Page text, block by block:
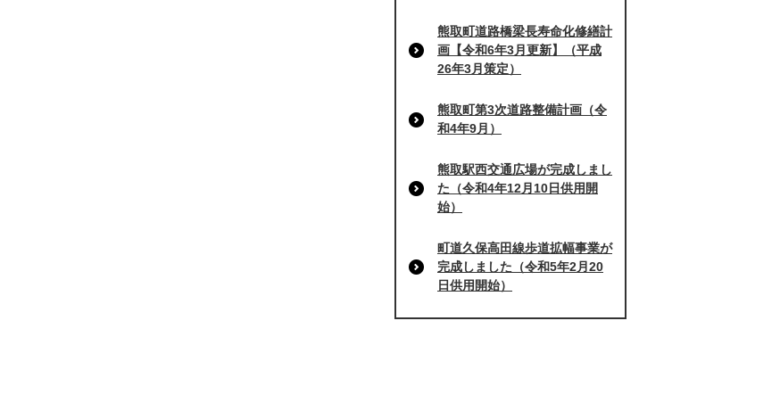
熊取町道路橋梁長寿命化修繕計
画【令和6年3月更新】（平成
26年3月策定）
熊取町第3次道路整備計画（令
和4年9月）
熊取駅西交通広場が完成しまし
た（令和4年12月10日供用開
始）
町道久保高田線歩道拡幅事業が
完成しました（令和5年2月20
日供用開始）